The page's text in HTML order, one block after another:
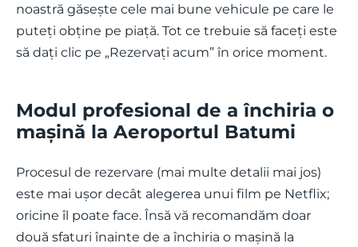
noastră găsește cele mai bune vehicule pe care le
puteți obține pe piață. Tot ce trebuie să faceți este
să dați clic pe „Rezervați acum” în orice moment.
Modul profesional de a închiria o
mașină la Aeroportul Batumi
Procesul de rezervare (mai multe detalii mai jos)
este mai ușor decât alegerea unui film pe Netflix;
oricine îl poate face. Însă vă recomandăm doar
două sfaturi înainte de a închiria o mașină la